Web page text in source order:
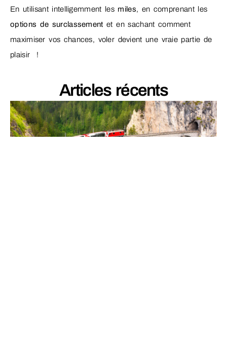
En utilisant intelligemment les miles, en comprenant les
options de surclassement et en sachant comment
maximiser vos chances, voler devient une vraie partie de
plaisir !
Articles récents